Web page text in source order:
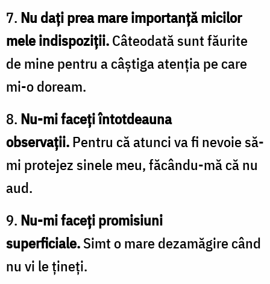
7. Nu dați prea mare importanță micilor
mele indispoziții.Câteodată sunt făurite
de mine pentru a câștiga atenția pe care
mi-o doream.
8. Nu-mi faceți întotdeauna
observații.Pentru că atunci va fi nevoie să-
mi protejez sinele meu, făcându-mă că nu
aud.
9. Nu-mi faceți promisiuni
superficiale.Simt o mare dezamăgire când
nu vi le țineți.